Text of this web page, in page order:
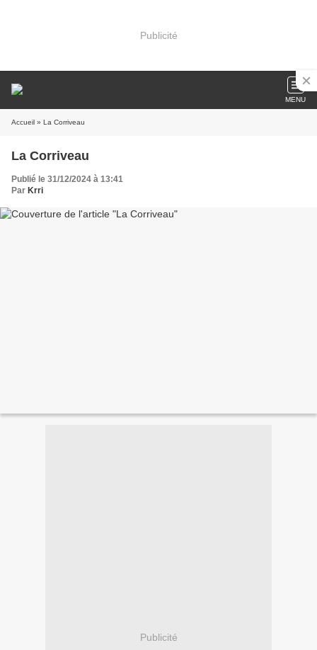
Publicité
MENU
Accueil » La Corriveau
La Corriveau
Publié le 31/12/2024 à 13:41
Par Krri
Publicité